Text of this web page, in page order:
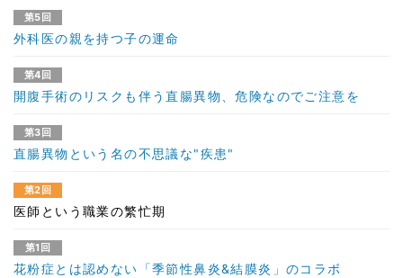
第5回
外科医の親を持つ子の運命
第4回
開腹手術のリスクも伴う直腸異物、危険なのでご注意を
第3回
直腸異物という名の不思議な"疾患"
第2回
医師という職業の繁忙期
第1回
花粉症とは認めない「季節性鼻炎&結膜炎」のコラボ